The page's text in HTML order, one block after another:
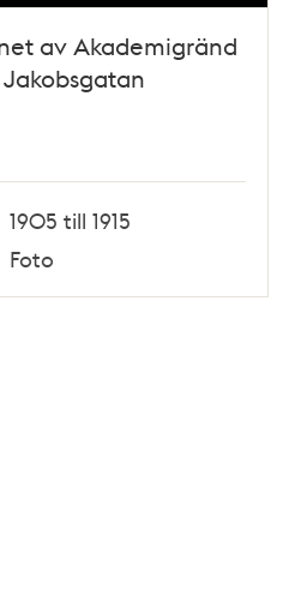
av Akademigränd
1905 till 1915
Foto